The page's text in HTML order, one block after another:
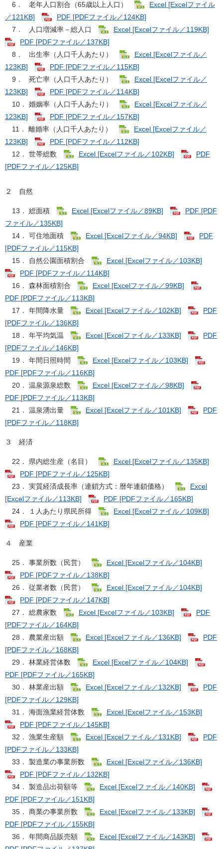
6． 老年人口割合（65歳以上人口）
Excel [Excelファイル
／121KB]
PDF [PDFファイル／124KB]
7． 人口増減率－総人口
Excel [Excelファイル／119KB]
PDF [PDFファイル／137KB]
8． 出生率（人口千人あたり）
Excel [Excelファイル／
123KB]
PDF [PDFファイル／115KB]
9． 死亡率（人口千人あたり）
Excel [Excelファイル／
123KB]
PDF [PDFファイル／114KB]
10． 婚姻率（人口千人あたり）
Excel [Excelファイル／
123KB]
PDF [PDFファイル／157KB]
11． 離婚率（人口千人あたり）
Excel [Excelファイル／
123KB]
PDF [PDFファイル／112KB]
12． 世帯総数
Excel [Excelファイル／102KB]
PDF
[PDFファイル／125KB]
２ 自然
13． 総面積 Excel [Excelファイル／89KB]
PDF [PDF
ファイル／135KB]
14． 可住地面積
Excel [Excelファイル／94KB]
PDF
[PDFファイル／115KB]
15． 自然公園面積割合
Excel [Excelファイル／103KB]
PDF [PDFファイル／114KB]
16． 森林面積割合
Excel [Excelファイル／99KB]
PDF [PDFファイル／113KB]
17． 年間降水量
Excel [Excelファイル／102KB]
PDF
[PDFファイル／136KB]
18． 年平均気温
Excel [Excelファイル／133KB]
PDF
[PDFファイル／146KB]
19． 年間日照時間
Excel [Excelファイル／103KB]
PDF [PDFファイル／116KB]
20． 温泉源泉総数
Excel [Excelファイル／98KB]
PDF [PDFファイル／113KB]
21． 温泉湧出量
Excel [Excelファイル／101KB]
PDF
[PDFファイル／118KB]
３ 経済
22． 県内総生産（名目）
Excel [Excelファイル／135KB]
PDF [PDFファイル／125KB]
23． 実質経済成長率（連鎖方式：暦年連鎖価格）
Excel
[Excelファイル／113KB]
PDF [PDFファイル／165KB]
24． １人あたり県民所得
Excel [Excelファイル／109KB]
PDF [PDFファイル／141KB]
４ 産業
25． 事業所数（民営）
Excel [Excelファイル／104KB]
PDF [PDFファイル／138KB]
26． 従業者数（民営）
Excel [Excelファイル／104KB]
PDF [PDFファイル／147KB]
27． 総農家数
Excel [Excelファイル／103KB]
PDF
[PDFファイル／164KB]
28． 農業産出額
Excel [Excelファイル／136KB]
PDF
[PDFファイル／168KB]
29． 林業経営体数
Excel [Excelファイル／104KB]
PDF [PDFファイル／165KB]
30． 林業産出額
Excel [Excelファイル／132KB]
PDF
[PDFファイル／129KB]
31． 海面漁業経営体数
Excel [Excelファイル／153KB]
PDF [PDFファイル／145KB]
32． 漁業生産額
Excel [Excelファイル／131KB]
PDF
[PDFファイル／133KB]
33． 製造業の事業所数
Excel [Excelファイル／136KB]
PDF [PDFファイル／132KB]
34． 製造品出荷額等
Excel [Excelファイル／140KB]
PDF [PDFファイル／151KB]
35． 商業の事業所数
Excel [Excelファイル／133KB]
PDF [PDFファイル／155KB]
36． 年間商品販売額
Excel [Excelファイル／143KB]